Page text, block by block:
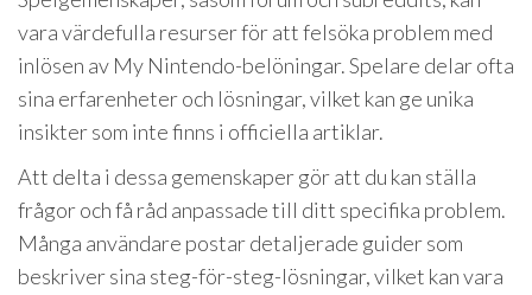
vara värdefulla resurser för att felsöka problem med
inlösen av My Nintendo-belöningar. Spelare delar ofta
sina erfarenheter och lösningar, vilket kan ge unika
insikter som inte finns i officiella artiklar.
Att delta i dessa gemenskaper gör att du kan ställa
frågor och få råd anpassade till ditt specifika problem.
Många användare postar detaljerade guider som
beskriver sina steg-för-steg-lösningar, vilket kan vara